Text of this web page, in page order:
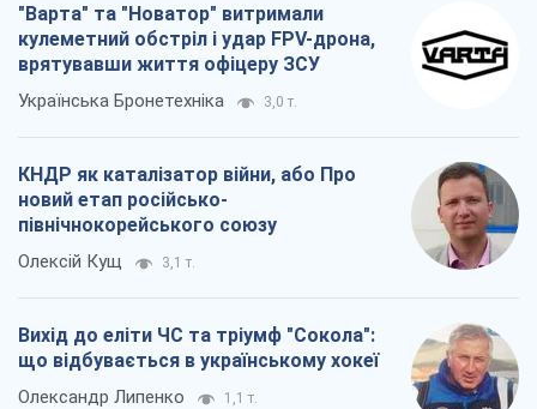
"Варта" та "Новатор" витримали
кулеметний обстріл і удар FPV-дрона,
врятувавши життя офіцеру ЗСУ
Українська Бронетехніка 3,0 т.
КНДР як каталізатор війни, або Про
новий етап російсько-
північнокорейського союзу
Олексій Кущ 3,1 т.
Вихід до еліти ЧС та тріумф "Сокола":
що відбувається в українському хокеї
Олександр Липенко 1,1 т.